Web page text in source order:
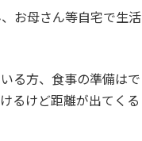
お母さん等自宅で生
る方、食事の準備は
るけど距離が出てく